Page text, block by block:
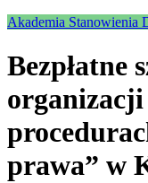
Akademia Stanowienia
Bezpłatne
prawa” w